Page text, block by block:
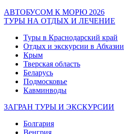
АВТОБУСОМ К МОРЮ 2026
ТУРЫ НА ОТДЫХ И ЛЕЧЕНИЕ
Туры в Краснодарский край
Отдых и экскурсии в Абхазии
Крым
Тверская область
Беларусь
Подмосковье
Кавминводы
ЗАГРАН ТУРЫ И ЭКСКУРСИИ
Болгария
Венгрия